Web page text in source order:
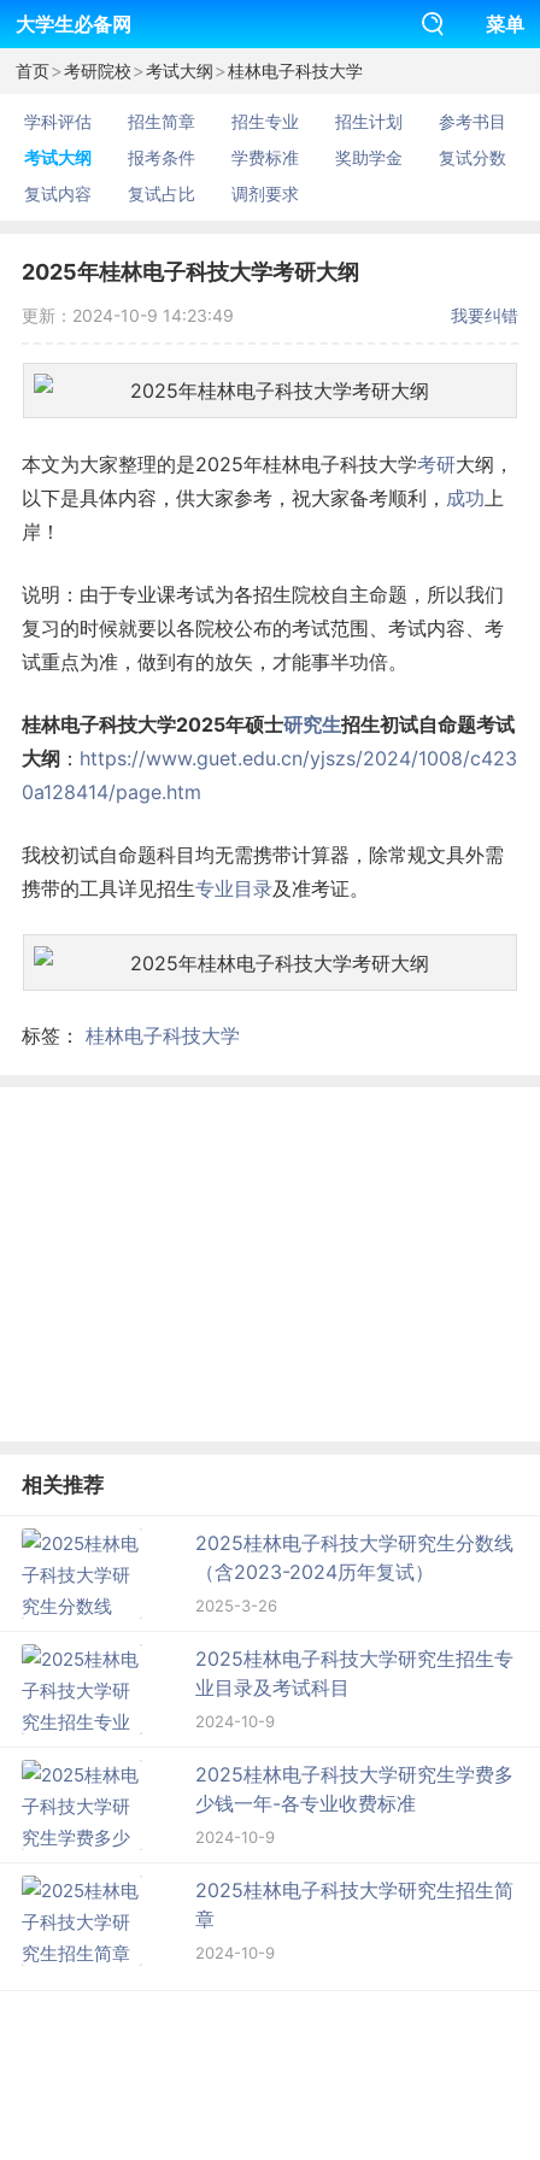
大学生必备网 菜单
首页>考研院校>考试大纲>桂林电子科技大学
学科评估 招生简章 招生专业 招生计划
参考书目
考试大纲
报考条件 学费标准 奖助学金
复试分数
复试内容
复试占比 调剂要求
2025年桂林电子科技大学考研大纲
更新：2024-10-9 14:23:49 我要纠错
本文为大家整理的是2025年桂林电子科技大学考研大纲，
以下是具体内容，供大家参考，祝大家备考顺利， 成功上
岸！
说明：由于专业课考试为各招生院校自主命题，所以我们
复习的时候就要以各院校公布的考试范围、考试内容、考
试重点为准，做到有的放矢，才能事半功倍。
桂林电子科技大学2025年硕士研究生招生初试自命题考试
大纲 ： https://www.guet.edu.cn/yjszs/2024/1008/c423
0a128414/page.htm
我校初试自命题科目均无需携带计算器，除常规文具外需
携带的工具详见招生专业目录及准考证。
标签： 桂林电子科技大学
相关推荐
2025桂林电子科技大学研究生分数线
（含2023-2024历年复试）
2025-3-26
2025桂林电子科技大学研究生招生专
业目录及考试科目
2024-10-9
2025桂林电子科技大学研究生学费多
少钱一年-各专业收费标准
2024-10-9
2025桂林电子科技大学研究生招生简
章
2024-10-9